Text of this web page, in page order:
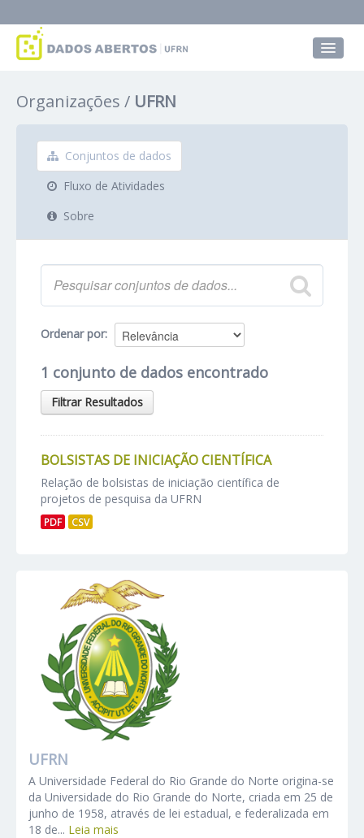
Grupos
Sobre
Organizações UFRN
Conjuntos de dados
Fluxo de Atividades
Sobre
Ordenar por
1 conjunto de dados encontrado
Filtrar Resultados
BOLSISTAS DE INICIAÇÃO CIENTÍFICA
Relação de bolsistas de iniciação científica de
projetos de pesquisa da UFRN
PDF CSV
UFRN
A Universidade Federal do Rio Grande do Norte origina-se
da Universidade do Rio Grande do Norte, criada em 25 de
junho de 1958, através de lei estadual, e federalizada em
18 de... Leia mais